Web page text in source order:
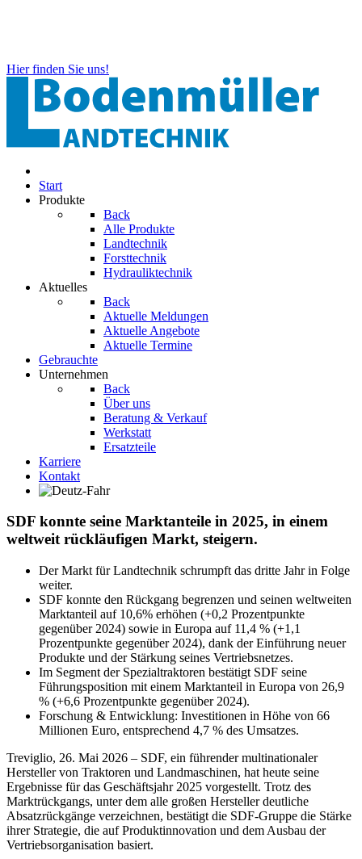
Hier finden Sie uns!
Start
Produkte
Back
Alle Produkte
Landtechnik
Forsttechnik
Hydrauliktechnik
Aktuelles
Back
Aktuelle Meldungen
Aktuelle Angebote
Aktuelle Termine
Gebrauchte
Unternehmen
Back
Über uns
Beratung & Verkauf
Werkstatt
Ersatzteile
Karriere
Kontakt
SDF konnte seine Marktanteile in 2025, in einem
weltweit rückläufigen Markt, steigern.
Der Markt für Landtechnik schrumpft das dritte Jahr in Folge
weiter.
SDF konnte den Rückgang begrenzen und seinen weltweiten
Marktanteil auf 10,6% erhöhen (+0,2 Prozentpunkte
gegenüber 2024) sowie in Europa auf 11,4 % (+1,1
Prozentpunkte gegenüber 2024), dank der Einführung neuer
Produkte und der Stärkung seines Vertriebsnetzes.
Im Segment der Spezialtraktoren bestätigt SDF seine
Führungsposition mit einem Marktanteil in Europa von 26,9
% (+6,6 Prozentpunkte gegenüber 2024).
Forschung & Entwicklung: Investitionen in Höhe von 66
Millionen Euro, entsprechend 4,7 % des Umsatzes.
Treviglio, 26. Mai 2026 – SDF, ein führender multinationaler
Hersteller von Traktoren und Landmaschinen, hat heute seine
Ergebnisse für das Geschäftsjahr 2025 vorgestellt. Trotz des
Marktrückgangs, unter dem alle großen Hersteller deutliche
Absatzrückgänge verzeichnen, bestätigt die SDF-Gruppe die Stärke
ihrer Strategie, die auf Produktinnovation und dem Ausbau der
Vertriebsorganisation basiert.